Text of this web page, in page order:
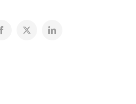
Facebook
X LinkedIn